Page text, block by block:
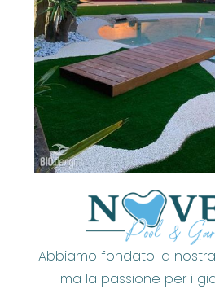
Abbiamo fondato la
ma la passione per i